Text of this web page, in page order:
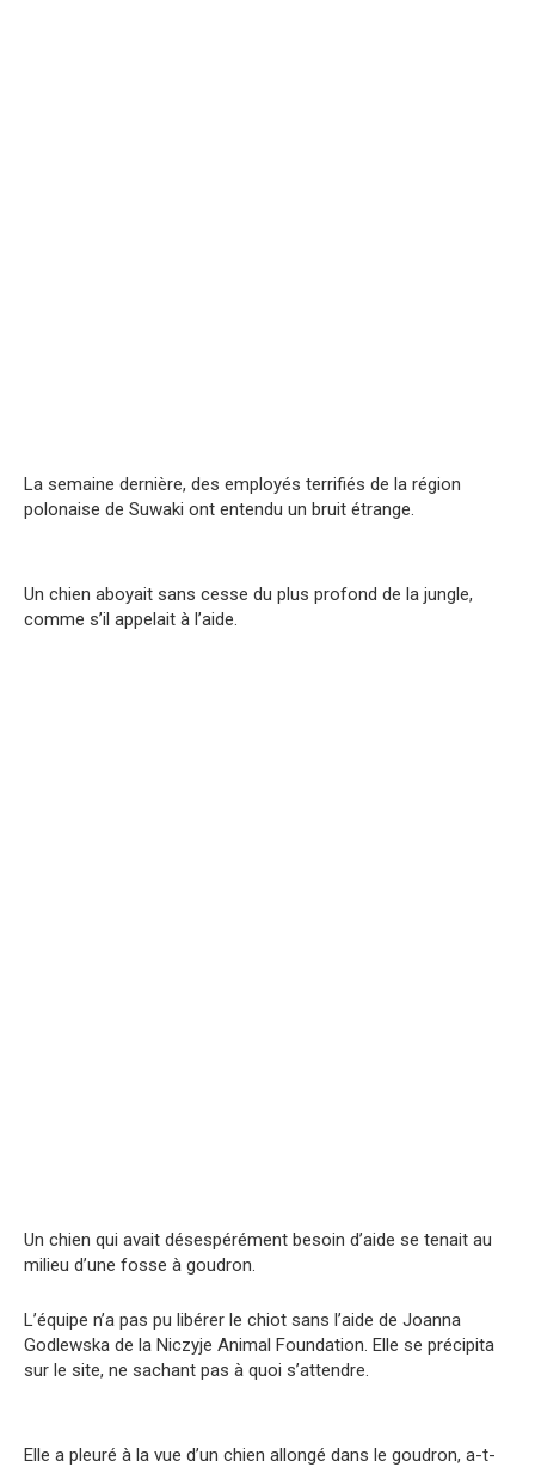
La semaine dernière, des employés terrifiés de la région
polonaise de Suwaki ont entendu un bruit étrange.
Un chien aboyait sans cesse du plus profond de la jungle,
comme s’il appelait à l’aide.
Un chien qui avait désespérément besoin d’aide se tenait au
milieu d’une fosse à goudron.
L’équipe n’a pas pu libérer le chiot sans l’aide de Joanna
Godlewska de la Niczyje Animal Foundation. Elle se précipita
sur le site, ne sachant pas à quoi s’attendre.
Elle a pleuré à la vue d’un chien allongé dans le goudron, a-t-